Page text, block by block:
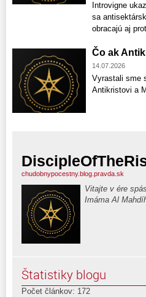
Introvigne
sa
obracajú aj
Čo ak
14.07.2026
Vyrastali sme
Antikristovi a
chudobnypocestny.blog.pravda.sk
Vitajte v ére
Imáma Al
Štatistiky blogu
Počet článkov: 172